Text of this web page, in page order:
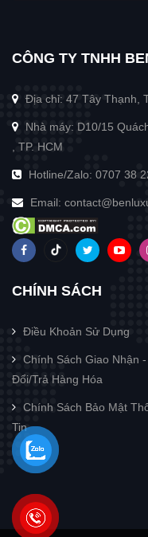
CÔNG TY TNHH
Địa chỉ: 47 Tây Thạnh,
Nhà máy: D10/15
, TP. HCM
Hotline/Zalo: 0707 38
Email:
CHÍNH SÁCH
Điều Khoản Sử Dụng
Chính Sách Giao Nhận -
Đổi/Trả Hàng Hóa
Chính Sách Bảo Mật
Tin